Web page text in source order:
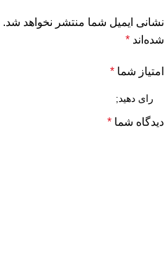
نشانی ایمیل شما منتشر نخواهد شد.
شده‌اند *
امتیاز شما *
دیدگاه شما *